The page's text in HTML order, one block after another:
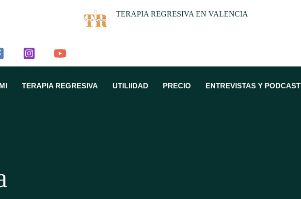
TERAPIA REGRESIVA EN VALENCIA
TERAPIA REGRESIVA UTILIIDAD PRECIO ENTREVISTAS Y PODCAST